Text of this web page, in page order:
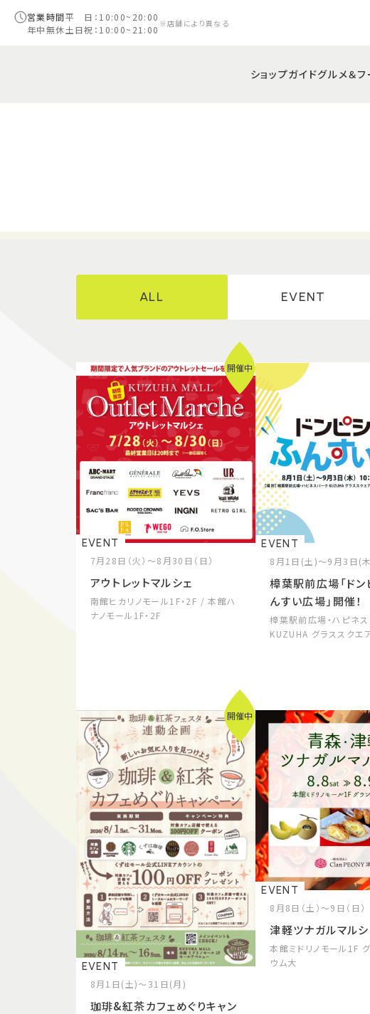
営業時間平 日：10:00~20:00
年中無休土日祝：10:00~21:00 ※店舗により異なる
ショップガイドグルメ＆フ
ALL EVENT
開催中
EVENT
7月28日（火）～8月30日（日）
アウトレットマルシェ
南館ヒカリノモール1F・2F / 本館ハ
ナノモール1F・2F
EVENT
8月1日(土)～9月3日(
樟葉駅前広場「ドン
んすい広場」開催！
樟葉駅前広場・ハピネス
KUZUHA グラススクエ
開催中
EVENT
8月1日(土)～31日(月)
珈琲&紅茶カフェめぐりキャン
EVENT
8月8日（土）～9日（日）
津軽ツナガルマルシ
本館ミドリノモール1F
ウム大